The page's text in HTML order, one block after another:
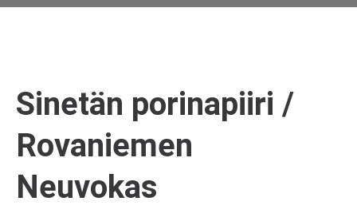
Sinetän porinapiiri /
Rovaniemen
Neuvokas